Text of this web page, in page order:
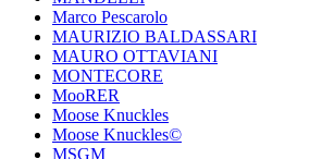
Marco Pescarolo
MAURIZIO BALDASSARI
MAURO OTTAVIANI
MONTECORE
MooRER
Moose Knuckles
Moose Knuckles©️
MSGM